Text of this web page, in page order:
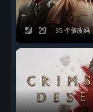
35 个修改码